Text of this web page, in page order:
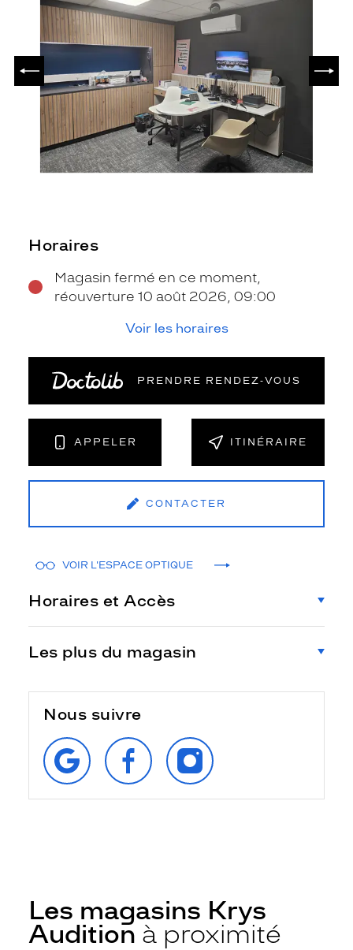
Horaires
Magasin fermé en ce moment,
réouverture 10 août 2026, 09:00
Voir les horaires
PRENDRE RENDEZ‑VOUS
APPELER ITINÉRAIRE
CONTACTER
VOIR L'ESPACE OPTIQUE
Horaires et Accès
Les plus du magasin
Nous suivre
RETROUVEZ‑NOUS
SUR
GOOGLE
SUIVEZ‑NOUS
SUR
FACEBOOK
SUIVEZ‑NOUS
SUR
INSTAGRAM
Les magasins Krys
Audition à proximité